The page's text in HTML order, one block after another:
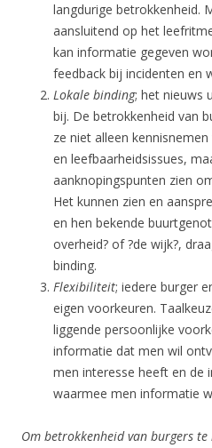
langdurige betrokkenheid.
aansluitend op het
kan informatie gegeven
feedback bij incidenten en
Lokale binding; het nieuws
bij. De betrokkenheid van
ze niet alleen
en leefbaarheidsissues,
aanknopingspunten zien
Het kunnen zien en
en hen bekende
overheid? of ?de wijk?,
binding.
Flexibiliteit; iedere burger
eigen voorkeuren.
liggende persoonlijke
informatie dat men wil
men interesse heeft en de
waarmee men informatie
Om betrokkenheid van burgers